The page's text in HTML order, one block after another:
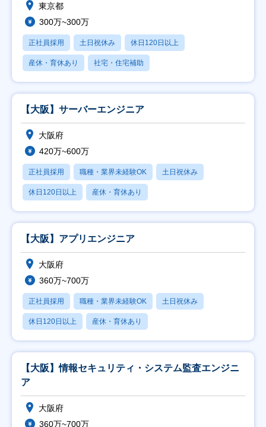
東京都
300万~300万
正社員採用 土日祝休み 休日120日以上
産休・育休あり 社宅・住宅補助
【大阪】サーバーエンジニア
大阪府
420万~600万
正社員採用 職種・業界未経験OK 土日祝休み
休日120日以上 産休・育休あり
【大阪】アプリエンジニア
大阪府
360万~700万
正社員採用 職種・業界未経験OK 土日祝休み
休日120日以上 産休・育休あり
【大阪】情報セキュリティ・システム監査エンジニ
ア
大阪府
360万~700万